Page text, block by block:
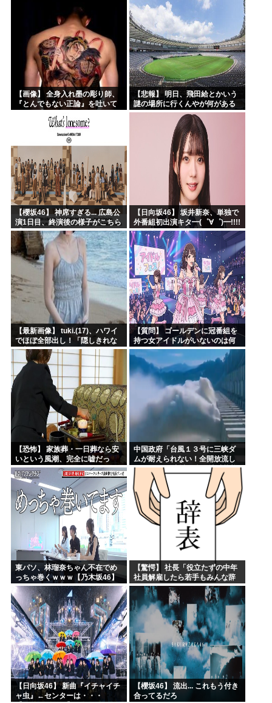
【画像】 全身入れ墨の彫り師、
『とんでもない正論』を吐いて
【悲報】 明日、飛田給とかいう
謎の場所に行くんやが何がある
んや????・・・・・・・・・
【櫻坂46】 神席すぎる... 広島公
演1日目、終演後の様子がこちら
【全国ツアー2026 What’s
lonesome?】
【日向坂46】 坂井新奈、単独で
外番組初出演キタ━(゜∀゜)━!!!!
【最新画像】 tuki.(17)、ハワイ
でほぼ全部出し！「隠しきれな
い美貌」とSNSざわつく
【質問】 ゴールデンに冠番組を
持つ女アイドルがいないのは何
故なのか？
【恐怖】 家族葬・一日葬なら安
いという風潮、完全に嘘だっ
た・・・・
中国政府「台風１３号に三峡ダ
ムが耐えられない！全開放流し
ろ！」⇒ 下流域の街が壊滅状態
ｗｗｗｗｗ
東パソ、林瑠奈ちゃん不在でめ
っちゃ巻くｗｗｗ【乃木坂46】
【驚愕】 社長「役立たずの中年
社員解雇したら若手もみんな辞
めてしまった…」
【日向坂46】 新曲『イチャイチ
ャ虫』←センターは・・・
【櫻坂46】 流出... これもう付き
合ってるだろ